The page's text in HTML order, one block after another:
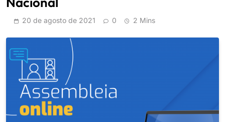
20 de agosto de 2021 0 2 Mins